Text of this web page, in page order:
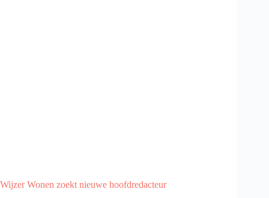
Wijzer Wonen zoekt nieuwe hoofdredacteur